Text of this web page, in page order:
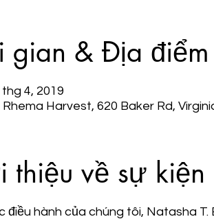
gian & Địa điểm
thg 4, 2019
Harvest, 620 Baker Rd,
thiệu về sự kiện
điều hành của chúng tôi, Natasha